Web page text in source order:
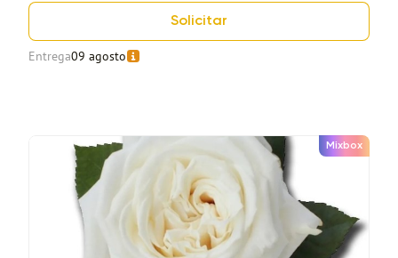
Solicitar
Entrega09 agosto
Mixbox